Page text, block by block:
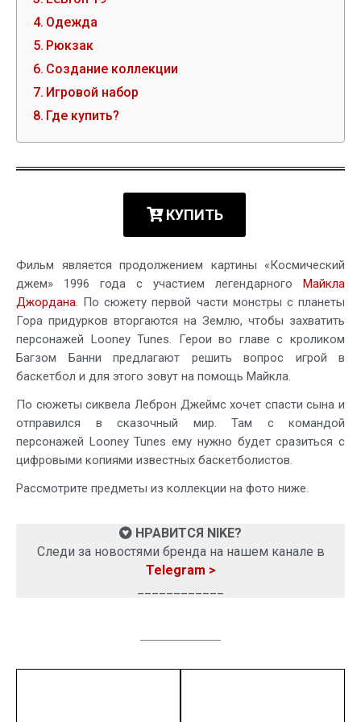
Одежда
Рюкзак
Создание коллекции
Игровой набор
Где купить?
КУПИТЬ
Фильм является продолжением картины «Космический
джем» 1996 года с участием легендарного
Майкла
Джордана. По сюжету первой части монстры с планеты
Гора придурков вторгаются на Землю, чтобы захватить
персонажей Looney Tunes. Герои во главе с кроликом
Багзом Банни предлагают решить вопрос игрой в
баскетбол и для этого зовут на помощь Майкла.
По сюжеты сиквела Леброн Джеймс хочет спасти сына и
отправился в сказочный мир. Там с командой
персонажей Looney Tunes ему нужно будет сразиться с
цифровыми копиями известных баскетболистов.
Рассмотрите предметы из коллекции на фото ниже.
НРАВИТСЯ NIKE?
Следи за новостями бренда на нашем канале в
Telegram >